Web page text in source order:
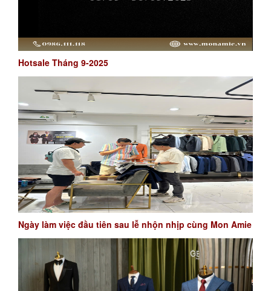
Hotsale Tháng 9-2025
Ngày làm việc đầu tiên sau lễ nhộn nhịp cùng Mon Amie